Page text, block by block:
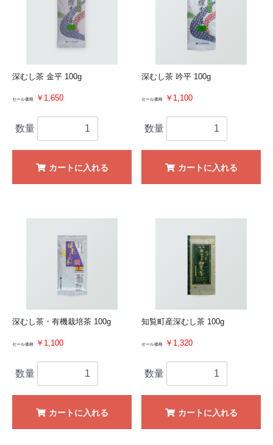
深むし茶 金平 100g
セール価格 ￥1,650
数量
カートに入れる
深むし茶 吟平 100g
セール価格 ￥1,100
数量
カートに入れる
深むし茶・有機栽培茶 100g
セール価格 ￥1,100
数量
カートに入れる
知覧町産深むし茶 100g
セール価格 ￥1,320
数量
カートに入れる